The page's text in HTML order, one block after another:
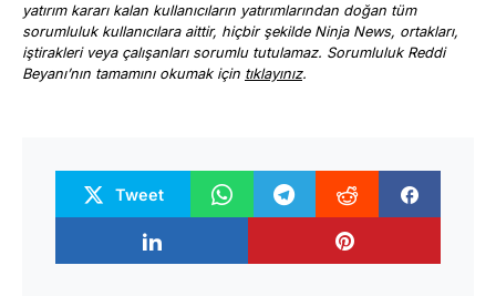
yatırım kararı kalan kullanıcıların yatırımlarından doğan tüm
sorumluluk kullanıcılara aittir, hiçbir şekilde Ninja News, ortakları,
iştirakleri veya çalışanları sorumlu tutulamaz. Sorumluluk Reddi
Beyanı’nın tamamını okumak için tıklayınız.
Tweet